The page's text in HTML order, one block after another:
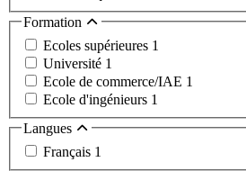
Formation
Ecoles supérieures 1
Université 1
Ecole de commerce/IAE 1
Ecole d'ingénieurs 1
Langues
Français 1